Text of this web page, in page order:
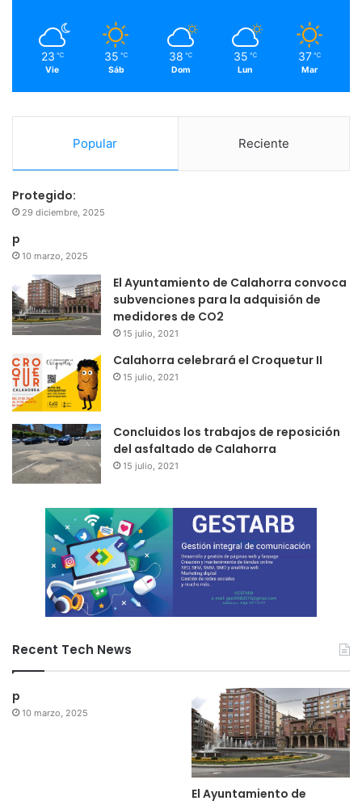
m
23 ℃
Vie
35 ℃
Sáb
38 ℃
Dom
35 ℃
Lun
37 ℃
Mar
Popular Reciente
Protegido:
29 diciembre, 2025
p
10 marzo, 2025
El Ayuntamiento de Calahorra convoca
subvenciones para la adquisión de
medidores de CO2
15 julio, 2021
Calahorra celebrará el Croquetur II
15 julio, 2021
Concluidos los trabajos de reposición
del asfaltado de Calahorra
15 julio, 2021
Recent Tech News
p
10 marzo, 2025
El Ayuntamiento de